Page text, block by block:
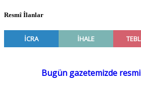
Resmî İlanlar